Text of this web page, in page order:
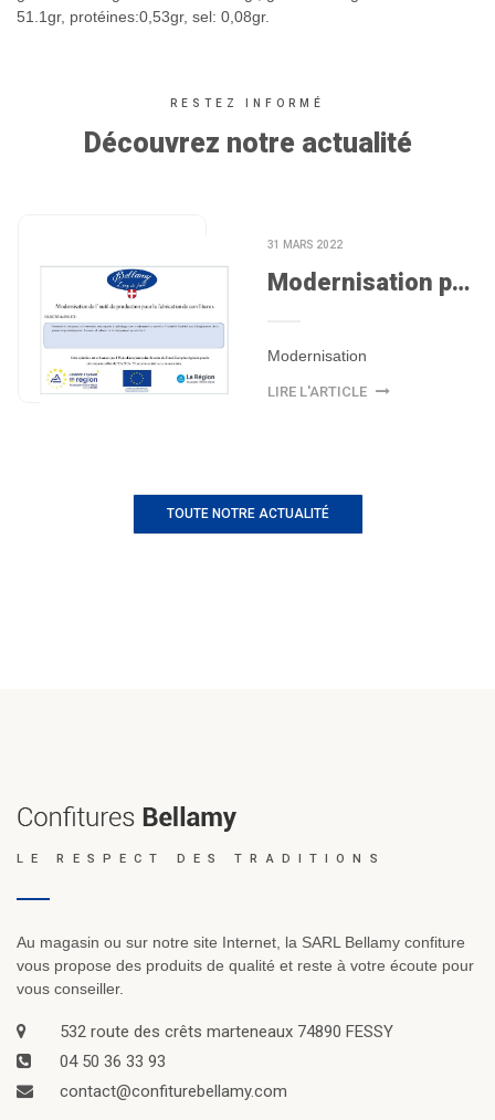
51.1gr, protéines:0,53gr, sel: 0,08gr.
RESTEZ INFORMÉ
Découvrez notre actualité
31 MARS 2022
Modernisation pour la fabrication de...
Modernisation
LIRE L'ARTICLE
TOUTE NOTRE ACTUALITÉ
LE RESPECT DES TRADITIONS
Au magasin ou sur notre site Internet, la SARL Bellamy confiture
vous propose des produits de qualité et reste à votre écoute pour
vous conseiller.
532 route des crêts marteneaux 74890 FESSY
04 50 36 33 93
contact@confiturebellamy.com